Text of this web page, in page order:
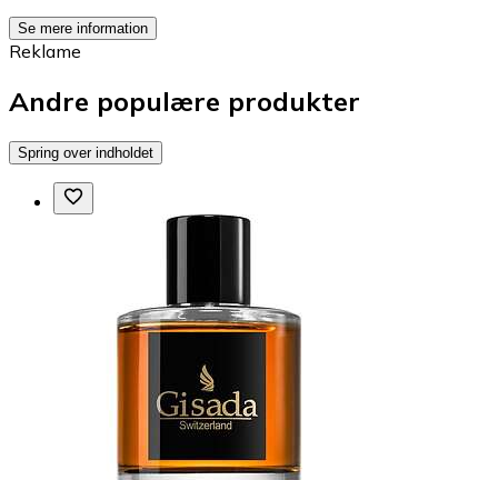
Se mere information
Reklame
Andre populære produkter
Spring over indholdet